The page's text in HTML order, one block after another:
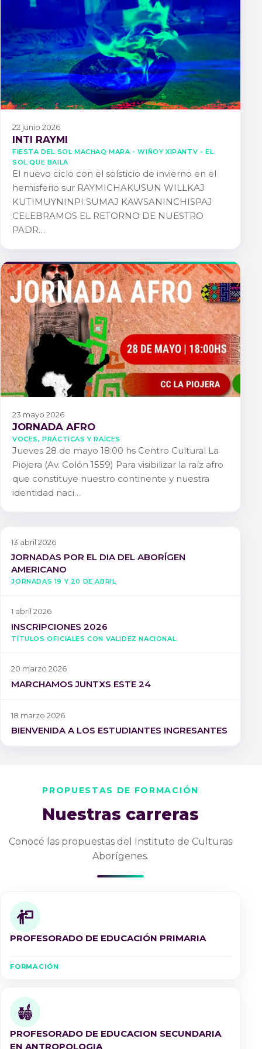
22 junio 2026
INTI RAYMI
FIESTA DEL SOL MACHAQ MARA - WIÑOY XIPANTV - EL
SOL QUE BAILA
El nuevo ciclo con el solsticio de invierno en el
hemisferio sur RAYMICHAKUSUN WILLKAJ
KUTIMUYNINPI SUMAJ KAWSANINCHISPAJ
CELEBRAMOS EL RETORNO DE NUESTRO
PADR…
23 mayo 2026
JORNADA AFRO
Voces, Prácticas y Raíces
Jueves 28 de mayo 18:00 hs Centro Cultural La
Piojera (Av. Colón 1559) Para visibilizar la raíz afro
que constituye nuestro continente y nuestra
identidad naci…
13 abril 2026
JORNADAS POR EL DIA DEL ABORÍGEN
AMERICANO
Jornadas 19 y 20 de Abril
1 abril 2026
INSCRIPCIONES 2026
Títulos oficiales con validez nacional
20 marzo 2026
MARCHAMOS JUNTXS ESTE 24
18 marzo 2026
BIENVENIDA A LOS ESTUDIANTES INGRESANTES
PROPUESTAS DE FORMACIÓN
Nuestras carreras
Conocé las propuestas del Instituto de Culturas
Aborígenes.
PROFESORADO DE EDUCACIÓN PRIMARIA
FORMACIÓN
PROFESORADO DE EDUCACION SECUNDARIA
EN ANTROPOLOGIA